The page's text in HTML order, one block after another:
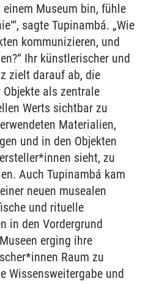
einem Museum bin, fühle
sagte Tupinambá. „Wie
kommunizieren, und
Ihr künstlerischer und
zielt darauf ab, die
als zentrale
Werts sichtbar zu
Materialien,
und in den Objekten
sieht, zu
Auch Tupinambá kam
neuen musealen
und rituelle
in den Vordergrund
erging ihre
Raum zu
Wissensweitergabe und